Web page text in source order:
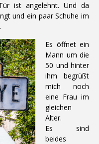
ist angelehnt. Und da
und ein paar Schuhe im
Es öffnet ein
Mann um die
50 und hinter
ihm begrüßt
mich noch
eine Frau im
gleichen
Alter.
Es sind
beides